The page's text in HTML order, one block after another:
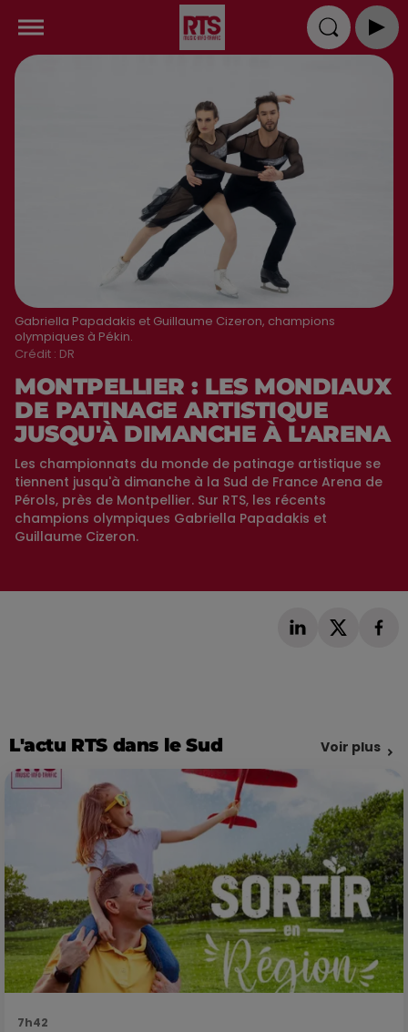
Gabriella Papadakis et Guillaume Cizeron, champions
olympiques à Pékin.
Crédit : DR
MONTPELLIER : LES MONDIAUX
DE PATINAGE ARTISTIQUE
JUSQU'À DIMANCHE À L'ARENA
Les championnats du monde de patinage artistique se
tiennent jusqu'à dimanche à la Sud de France Arena de
Pérols, près de Montpellier. Sur RTS, les récents
champions olympiques Gabriella Papadakis et
Guillaume Cizeron.
L'actu RTS dans le Sud Voir plus
7h42